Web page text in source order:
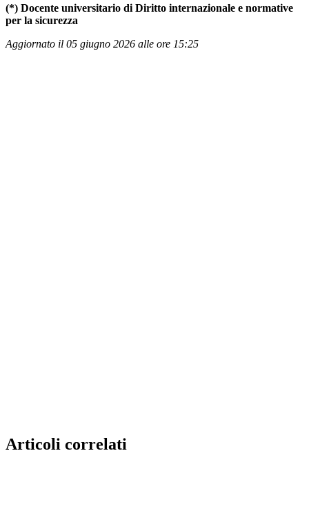
(*) Docente universitario di Diritto internazionale e normative
per la sicurezza
Aggiornato il 05 giugno 2026 alle ore 15:25
Articoli correlati